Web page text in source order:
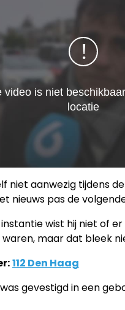
niet aanwezig tijdens
nieuws pas de
wist hij niet of
maar dat bleek
112 Den Haag
gevestigd in een